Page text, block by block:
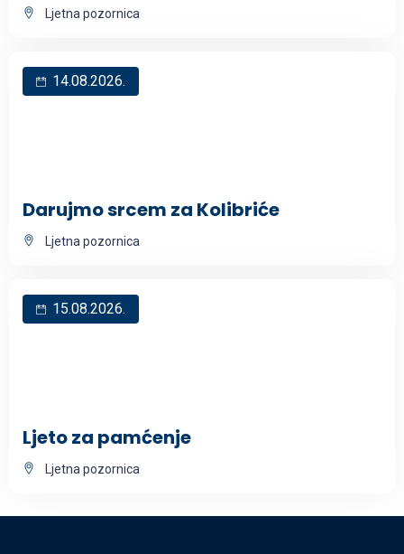
Ljetna pozornica
14.08.2026.
Darujmo srcem za Kolibriće
Ljetna pozornica
15.08.2026.
Ljeto za pamćenje
Ljetna pozornica